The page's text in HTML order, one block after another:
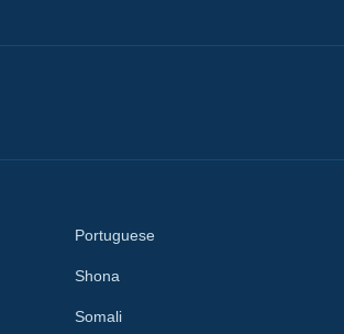
Portuguese
Shona
Somali